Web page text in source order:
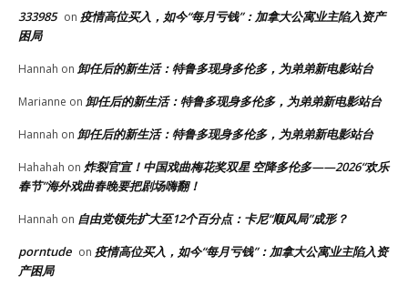
333985 on 疫情高位买入，如今“每月亏钱”：加拿大公寓业主陷入资产
困局
Hannah on 卸任后的新生活：特鲁多现身多伦多，为弟弟新电影站台
Marianne on 卸任后的新生活：特鲁多现身多伦多，为弟弟新电影站台
Hannah on 卸任后的新生活：特鲁多现身多伦多，为弟弟新电影站台
Hahahah on 炸裂官宣！中国戏曲梅花奖双星 空降多伦多——2026“欢乐
春节”海外戏曲春晚要把剧场嗨翻！
Hannah on 自由党领先扩大至12个百分点：卡尼“顺风局”成形？
porntude on 疫情高位买入，如今“每月亏钱”：加拿大公寓业主陷入资
产困局